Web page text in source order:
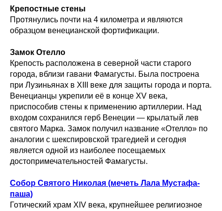
Крепостные стены
Протянулись почти на 4 километра и являются
образцом венецианской фортификации.
Замок Отелло
Крепость расположена в северной части старого
города, вблизи гавани Фамагусты. Была построена
при Лузиньянах в XIII веке для защиты города и порта.
Венецианцы укрепили её в конце XV века,
приспособив стены к применению артиллерии. Над
входом сохранился герб Венеции — крылатый лев
святого Марка. Замок получил название «Отелло» по
аналогии с шекспировской трагедией и сегодня
является одной из наиболее посещаемых
достопримечательностей Фамагусты.
Собор Святого Николая (мечеть Лала Мустафа-
паша)
Готический храм XIV века, крупнейшее религиозное